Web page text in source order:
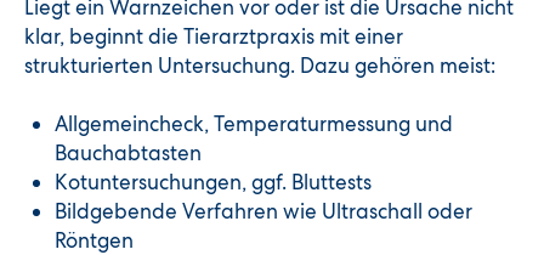
Liegt ein Warnzeichen vor oder ist die Ursache nicht
klar, beginnt die Tierarztpraxis mit einer
strukturierten Untersuchung. Dazu gehören meist:
Allgemeincheck, Temperaturmessung und
Bauchabtasten
Kotuntersuchungen, ggf. Bluttests
Bildgebende Verfahren wie Ultraschall oder
Röntgen